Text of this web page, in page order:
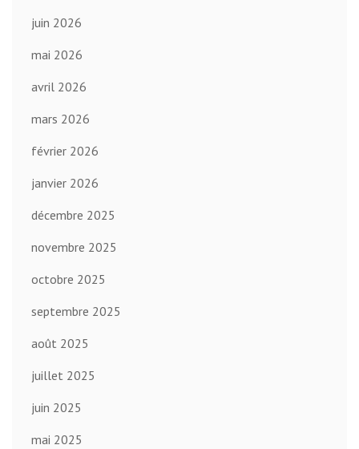
juin 2026
mai 2026
avril 2026
mars 2026
février 2026
janvier 2026
décembre 2025
novembre 2025
octobre 2025
septembre 2025
août 2025
juillet 2025
juin 2025
mai 2025